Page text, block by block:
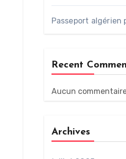
Passeport algérien
Recent
Aucun
Archives